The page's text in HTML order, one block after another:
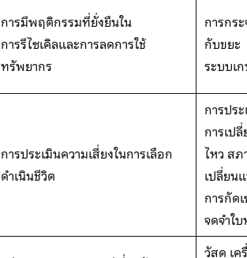
การมีพฤติกรรมที่ยั่งยืนใน
การรีไซเคิลและการลดการใช้
ทรัพยากร
การกร
กับขยะ
ระบบเ
การประเมินความเสี่ยงในการเลือก
ดำเนินชีวิต
การปร
การเป
ไหว สภ
เปลี่ยน
การกัด
จดจำใ
วัสดุ เ